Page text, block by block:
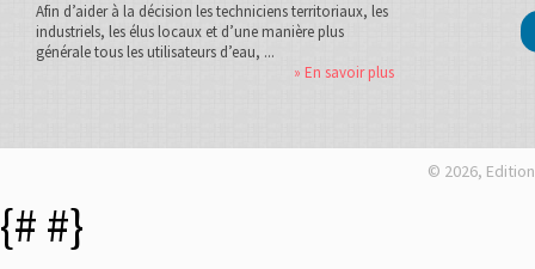
Afin d’aider à la décision les techniciens territoriaux, les
industriels, les élus locaux et d’une manière plus
générale tous les utilisateurs d’eau, ...
» En savoir plus
© 2026,
{# #}